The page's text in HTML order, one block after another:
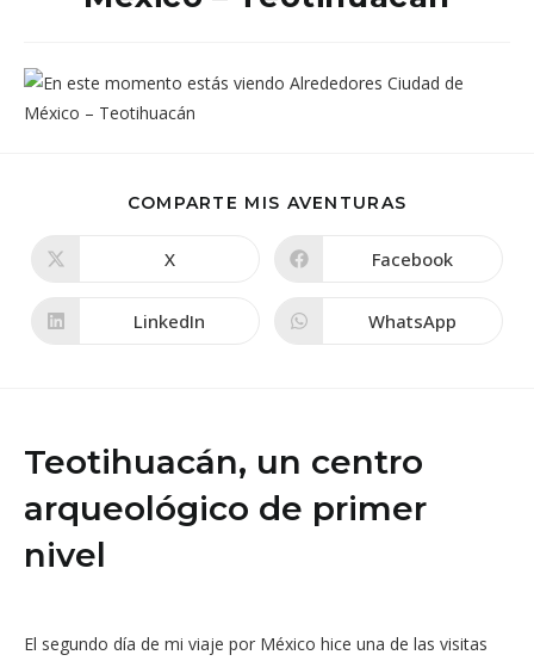
COMPARTE MIS AVENTURAS
CONTENIDO
una
nueva
X Se
una
nueva
Facebook
Se
LinkedIn Se
WhatsApp
Teotihuacán, un centro
arqueológico de primer
nivel
El segundo día de mi viaje por México hice una de las visitas